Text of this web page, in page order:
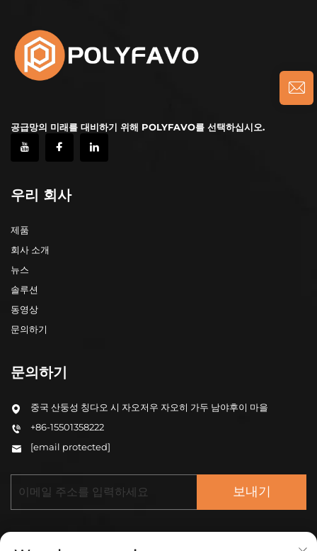
공급망의 미래를 대비하기 위해 POLYFAVO를 선택하십시오.
우리 회사
제품
회사 소개
뉴스
솔루션
동영상
문의하기
문의하기
중국 산둥성 칭다오 시 자오저우 자오히 가두 남야후이 마을
+86-15501358222
[email protected]
보내기